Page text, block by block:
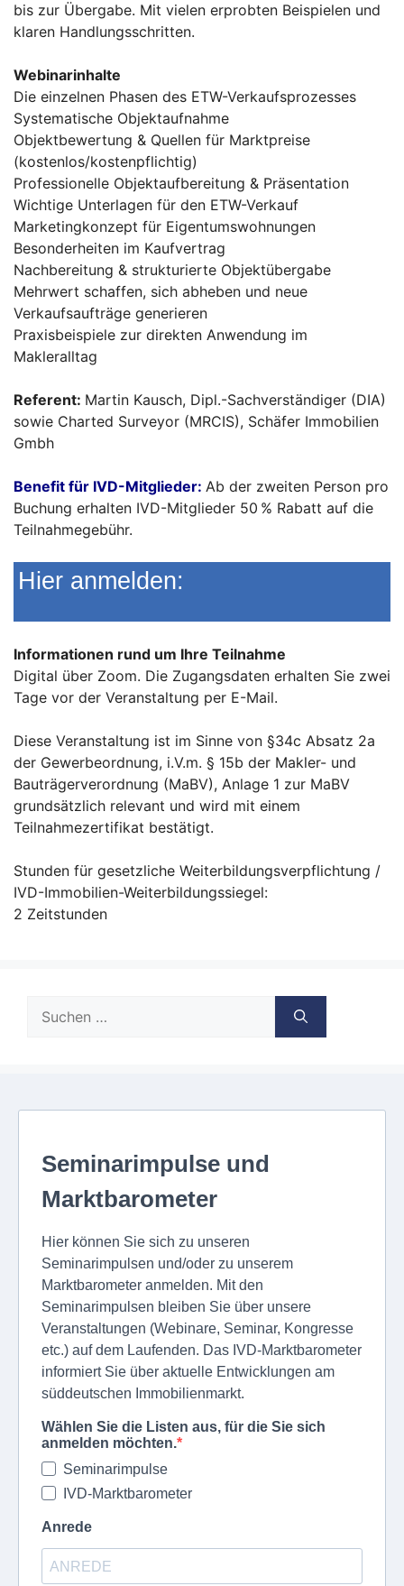
bis zur Übergabe. Mit vielen erprobten Beispielen und
klaren Handlungsschritten.
Webinarinhalte
Die einzelnen Phasen des ETW-Verkaufsprozesses
Systematische Objektaufnahme
Objektbewertung & Quellen für Marktpreise
(kostenlos/kostenpflichtig)
Professionelle Objektaufbereitung & Präsentation
Wichtige Unterlagen für den ETW-Verkauf
Marketingkonzept für Eigentumswohnungen
Besonderheiten im Kaufvertrag
Nachbereitung & strukturierte Objektübergabe
Mehrwert schaffen, sich abheben und neue
Verkaufsaufträge generieren
Praxisbeispiele zur direkten Anwendung im
Makleralltag
Referent: Martin Kausch, Dipl.-Sachverständiger (DIA)
sowie Charted Surveyor (MRCIS), Schäfer Immobilien
Gmbh
Benefit für IVD-Mitglieder: Ab der zweiten Person pro
Buchung erhalten IVD-Mitglieder 50 % Rabatt auf die
Teilnahmegebühr.
Hier anmelden:
Informationen rund um Ihre Teilnahme
Digital über Zoom. Die Zugangsdaten erhalten Sie zwei
Tage vor der Veranstaltung per E-Mail.
Diese Veranstaltung ist im Sinne von §34c Absatz 2a
der Gewerbeordnung, i.V.m. § 15b der Makler- und
Bauträgerverordnung (MaBV), Anlage 1 zur MaBV
grundsätzlich relevant und wird mit einem
Teilnahmezertifikat bestätigt.
Stunden für gesetzliche Weiterbildungsverpflichtung /
IVD-Immobilien-Weiterbildungssiegel:
2 Zeitstunden
nach: